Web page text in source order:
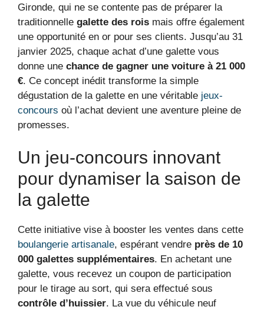
Gironde, qui ne se contente pas de préparer la
traditionnelle galette des rois mais offre également
une opportunité en or pour ses clients. Jusqu’au 31
janvier 2025, chaque achat d’une galette vous
donne une chance de gagner une voiture à 21 000
€. Ce concept inédit transforme la simple
dégustation de la galette en une véritable jeux-
concours où l’achat devient une aventure pleine de
promesses.
Un jeu-concours innovant
pour dynamiser la saison de
la galette
Cette initiative vise à booster les ventes dans cette
boulangerie artisanale, espérant vendre près de 10
000 galettes supplémentaires. En achetant une
galette, vous recevez un coupon de participation
pour le tirage au sort, qui sera effectué sous
contrôle d’huissier. La vue du véhicule neuf